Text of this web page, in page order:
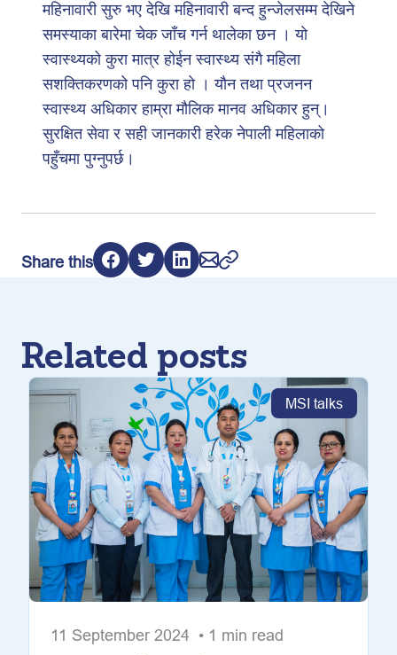
महिनावारी सुरु भए देखि महिनावारी बन्द हुन्जेलसम्म देखिने
समस्याका बारेमा चेक जाँच गर्न थालेका छन । यो
स्वास्थ्यको कुरा मात्र होईन स्वास्थ्य संगै महिला
सशक्तिकरणको पनि कुरा हो । यौन तथा प्रजनन
स्वास्थ्य अधिकार हाम्रा मौलिक मानव अधिकार हुन्।
सुरक्षित सेवा र सही जानकारी हरेक नेपाली महिलाको
पहुँचमा पुग्नुपर्छ।
Share this
Related posts
MSI talks
11 September 2024 • 1 min read